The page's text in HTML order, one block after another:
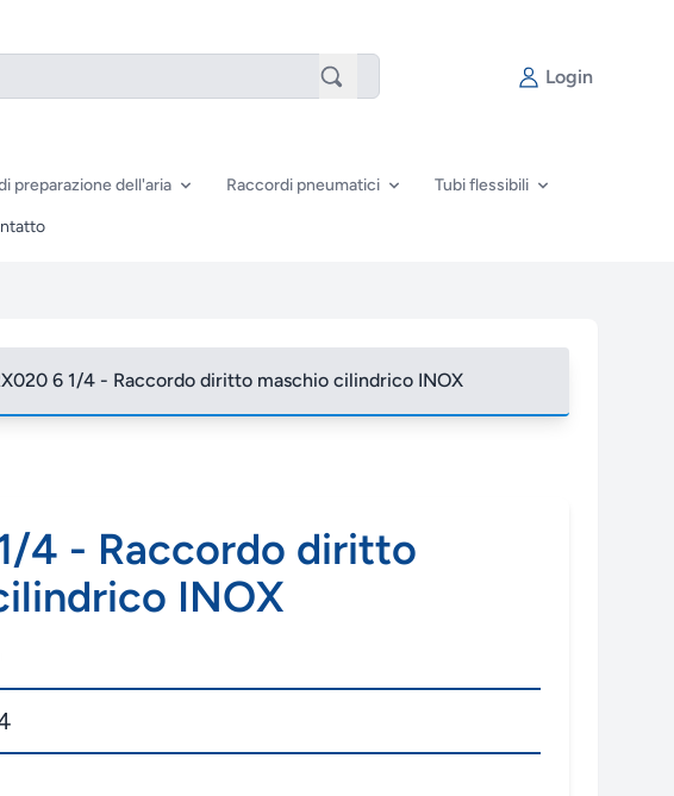
Login
preparazione dell'aria Raccordi pneumatici Tubi flessibili
6 1/4 - Raccordo diritto maschio cilindrico INOX
4 - Raccordo diritto
INOX